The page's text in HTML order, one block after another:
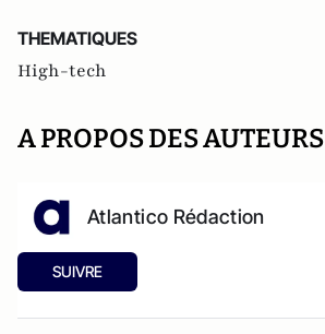
THEMATIQUES
High-tech
A PROPOS DES AUTEURS
Atlantico Rédaction
SUIVRE